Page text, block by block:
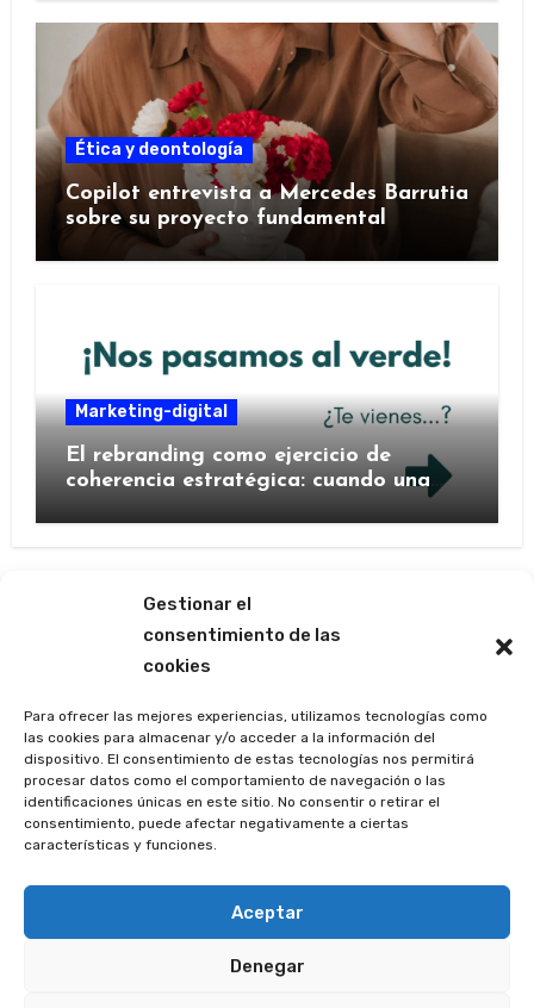
Gestionar el
consentimiento de las
cookies
Para ofrecer las mejores experiencias, utilizamos tecnologías como
las cookies para almacenar y/o acceder a la información del
dispositivo. El consentimiento de estas tecnologías nos permitirá
procesar datos como el comportamiento de navegación o las
identificaciones únicas en este sitio. No consentir o retirar el
consentimiento, puede afectar negativamente a ciertas
características y funciones.
Aceptar
Denegar
Ética y deontología
Copilot entrevista a Mercedes Barrutia
sobre su proyecto fundamental
Marketing-digital
El rebranding como ejercicio de
coherencia estratégica: cuando una
Las ágoras de Mercedes
Barrutia
(p e r i o d í s t i c a m e n t e)
Periodísticamente ® está registrada en la Oficina
Española de Patentes y Marcas. |Bloguspor
Themeansar